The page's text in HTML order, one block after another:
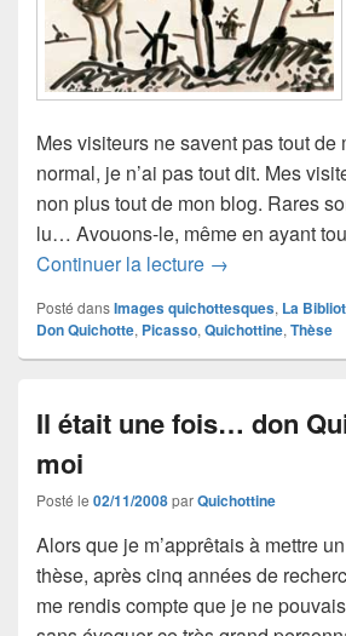
Mes visiteurs ne savent pas tout de
normal, je n’ai pas tout dit. Mes
non plus tout de mon blog. Rares
lu… Avouons-le, même en ayant
Continuer la lecture Quichotte (15)
→
Posté dansImages quichottesques, La
Don Quichotte, Picasso, Quichottine, Thèse
Il était une fois… don
moi
Posté le 02/11/2008parQuichottine
Alors que je m’apprêtais à mettre
thèse, après cinq années de
me rendis compte que je ne